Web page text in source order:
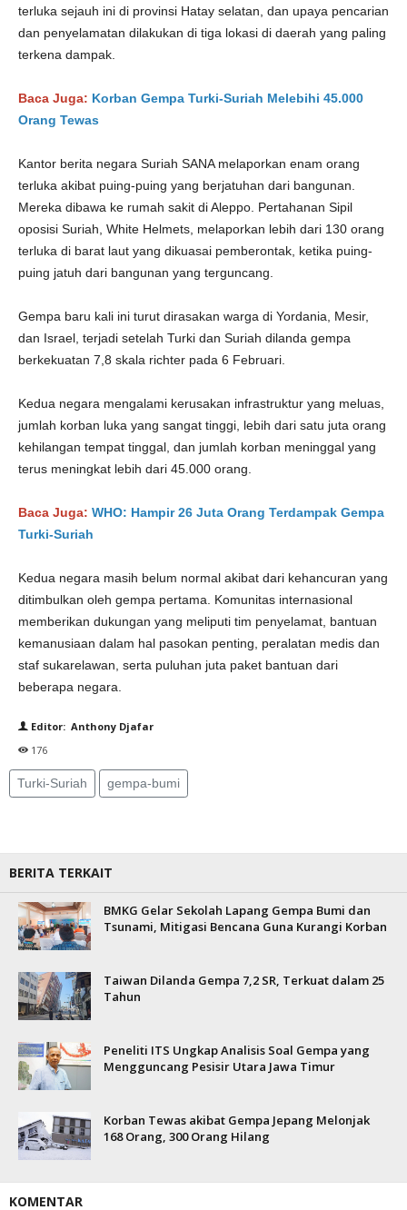
terluka sejauh ini di provinsi Hatay selatan, dan upaya pencarian
dan penyelamatan dilakukan di tiga lokasi di daerah yang paling
terkena dampak.
Baca Juga: Korban Gempa Turki-Suriah Melebihi 45.000
Orang Tewas
Kantor berita negara Suriah SANA melaporkan enam orang
terluka akibat puing-puing yang berjatuhan dari bangunan.
Mereka dibawa ke rumah sakit di Aleppo. Pertahanan Sipil
oposisi Suriah, White Helmets, melaporkan lebih dari 130 orang
terluka di barat laut yang dikuasai pemberontak, ketika puing-
puing jatuh dari bangunan yang terguncang.
Gempa baru kali ini turut dirasakan warga di Yordania, Mesir,
dan Israel, terjadi setelah Turki dan Suriah dilanda gempa
berkekuatan 7,8 skala richter pada 6 Februari.
Kedua negara mengalami kerusakan infrastruktur yang meluas,
jumlah korban luka yang sangat tinggi, lebih dari satu juta orang
kehilangan tempat tinggal, dan jumlah korban meninggal yang
terus meningkat lebih dari 45.000 orang.
Baca Juga: WHO: Hampir 26 Juta Orang Terdampak Gempa
Turki-Suriah
Kedua negara masih belum normal akibat dari kehancuran yang
ditimbulkan oleh gempa pertama. Komunitas internasional
memberikan dukungan yang meliputi tim penyelamat, bantuan
kemanusiaan dalam hal pasokan penting, peralatan medis dan
staf sukarelawan, serta puluhan juta paket bantuan dari
beberapa negara.
Editor: Anthony Djafar
176
Turki-Suriah gempa-bumi
BERITA TERKAIT
BMKG Gelar Sekolah Lapang Gempa Bumi dan
Tsunami, Mitigasi Bencana Guna Kurangi Korban
Taiwan Dilanda Gempa 7,2 SR, Terkuat dalam 25
Tahun
Peneliti ITS Ungkap Analisis Soal Gempa yang
Mengguncang Pesisir Utara Jawa Timur
Korban Tewas akibat Gempa Jepang Melonjak
168 Orang, 300 Orang Hilang
KOMENTAR